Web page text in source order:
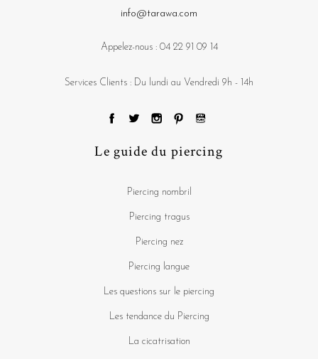
info@tarawa.com
Appelez-nous : 04 22 91 09 14
Services Clients : Du lundi au Vendredi 9h - 14h
Le guide du piercing
Piercing nombril
Piercing tragus
Piercing nez
Piercing langue
Les questions sur le piercing
Les tendance du Piercing
La cicatrisation